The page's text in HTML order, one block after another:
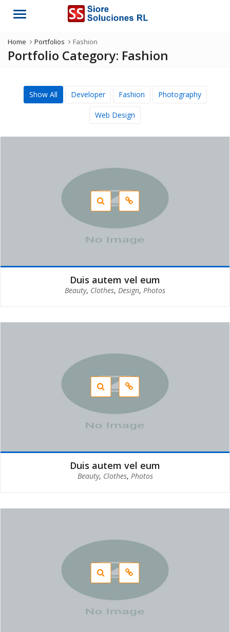
Menu
Home Portfolios Fashion
Portfolio Category: Fashion
Show All Developer Fashion Photography
Web Design
Duis autem vel eum
Beauty, Clothes, Design, Photos
Duis autem vel eum
Beauty, Clothes, Photos